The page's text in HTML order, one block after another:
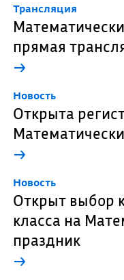
Трансляция
прямая
→
Новость
Открыта
→
Новость
Открыт выбор
класса на
праздник
→